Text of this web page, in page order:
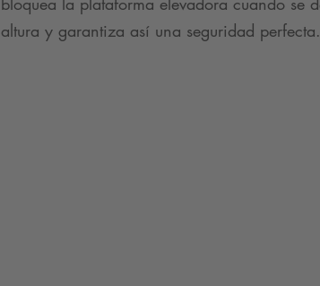
altura y garantiza así una seguridad perfecta.